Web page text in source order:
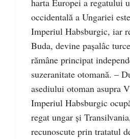
harta Europei a regatului
occidentală a Ungariei
Imperiul Habsburgic, iar
Buda, devine paşalâc
rămâne principat
suzeranitate otomană. –
asediului otoman asupra
Imperiul Habsburgic
regat ungar şi
recunoscute prin tratatul